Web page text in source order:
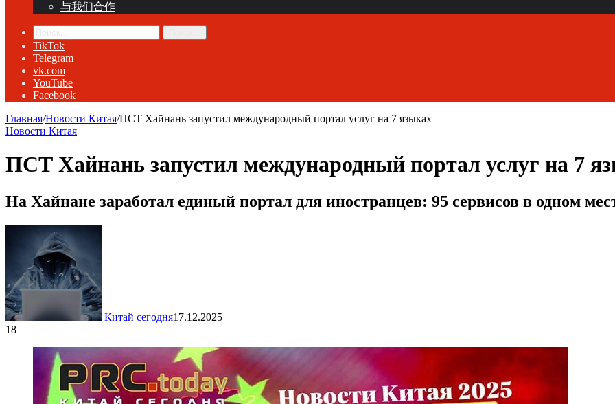
与我们合作
TikTok
Telegram
vk.com
YouTube
Facebook
Главная/Новости Китая/ПСТ Хайнань запустил международный портал услуг на 7 языках
Новости Китая
ПСТ Хайнань запустил международный портал услуг на 7
На Хайнане заработал единый портал для иностранцев: 95 сервисов в одном
Китай сегодня17.12.2025
18